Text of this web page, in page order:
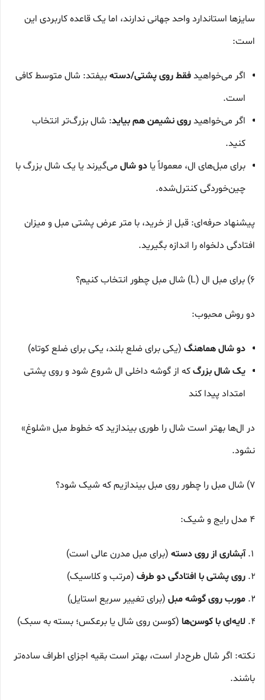
سایزها استاندارد واحد جهانی ندارند، اما یک قاعده کاربردی این
است:
اگر می‌خواهیدفقط روی پشتی/دستهبیفتد: شال متوسط کافی
است.
اگر می‌خواهیدروی نشیمن هم بیاید: شال بزرگ‌تر انتخاب
کنید.
برای مبل‌های ال، معمولاً یا دو شال می‌گیرند یا یک شال بزرگ با
چین‌خوردگی کنترل‌شده.
پیشنهاد حرفه‌ای: قبل از خرید، با متر عرض پشتی مبل و میزان
افتادگی دلخواه را اندازه بگیرید.
6) برای مبل ال (L) شال مبل چطور انتخاب کنیم؟
دو روش محبوب:
دو شال هماهنگ (یکی برای ضلع بلند، یکی برای ضلع کوتاه)
یک شال بزرگکه از گوشه داخلی ال شروع شود و روی پشتی
امتداد پیدا کند
در ال‌ها بهتر است شال را طوری بیندازید که خطوط مبل «شلوغ»
نشود.
7) شال مبل را چطور روی مبل بیندازیم که شیک شود؟
۴ مدل رایج و شیک:
آبشاری از روی دسته (برای مبل مدرن عالی است)
روی پشتی با افتادگی دو طرف (مرتب و کلاسیک)
مورب روی گوشه مبل (برای تغییر سریع استایل)
لایه‌ای با کوسن‌ها (کوسن روی شال یا برعکس؛ بسته به سبک)
نکته: اگر شال طرح‌دار است، بهتر است بقیه اجزای اطراف ساده‌تر
باشند.